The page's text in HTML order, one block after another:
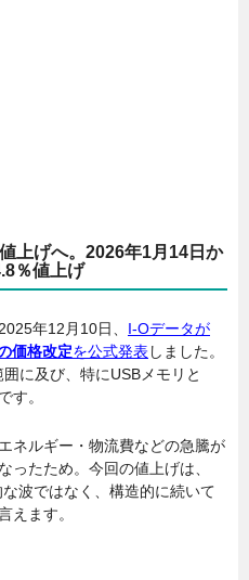
上げへ。2026年1月14日か
％値上げ
年12月10日、 I-Oデータが
価格改定を公式発表しました。
に及び、特にUSBメモリと
す。
ネルギー・物流費などの急騰が
ったため。今回の値上げは、
波ではなく、構造的に続いて
えます。